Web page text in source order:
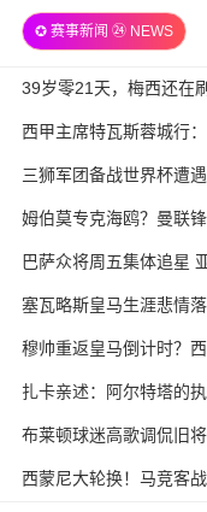
✪ 赛事新闻 ㉔ NEWS
39岁零21天，梅西还在
西甲主席特瓦斯蓉城行
待加强
三狮军团备战世界杯遭
姆伯莫专克海鸥？曼联
巴萨众将周五集体追星
塞瓦略斯皇马生涯悲情
穆帅重返皇马倒计时？
扎卡亲述：阿尔特塔的
布莱顿球迷高歌调侃旧
西蒙尼大轮换！马竞客